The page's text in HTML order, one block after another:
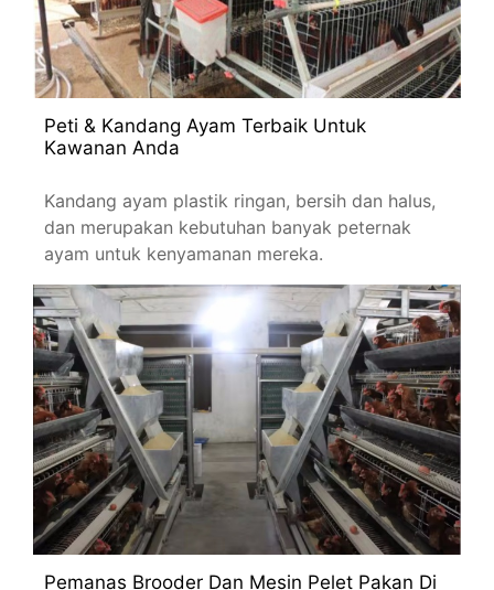
Peti & Kandang Ayam Terbaik Untuk
Kawanan Anda
Kandang ayam plastik ringan, bersih dan halus,
dan merupakan kebutuhan banyak peternak
ayam untuk kenyamanan mereka.
Pemanas Brooder Dan Mesin Pelet Pakan Di